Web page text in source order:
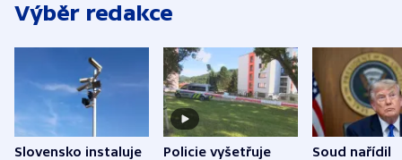
Výběr redakce
Slovensko instaluje
Policie vyšetřuje
Soud nařídil